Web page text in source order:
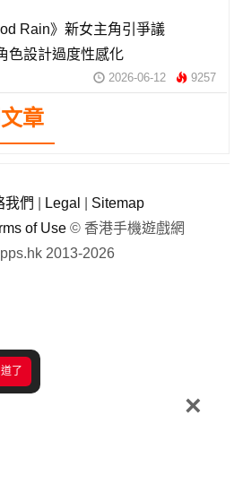
了
×
Rain》新女主角引爭議
色設計過度性感化
2026-06-12 9257
章
我們 Legal
Sitemap
of Use © 香港手機遊戲網
2013-2026